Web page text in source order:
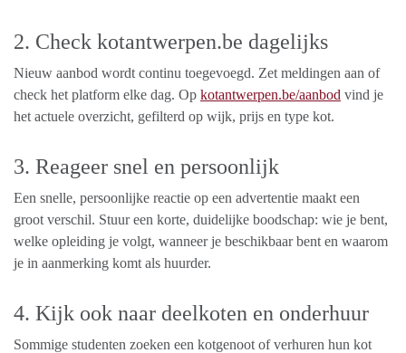
2. Check kotantwerpen.be dagelijks
Nieuw aanbod wordt continu toegevoegd. Zet meldingen aan of
check het platform elke dag. Op kotantwerpen.be/aanbod vind je
het actuele overzicht, gefilterd op wijk, prijs en type kot.
3. Reageer snel en persoonlijk
Een snelle, persoonlijke reactie op een advertentie maakt een
groot verschil. Stuur een korte, duidelijke boodschap: wie je bent,
welke opleiding je volgt, wanneer je beschikbaar bent en waarom
je in aanmerking komt als huurder.
4. Kijk ook naar deelkoten en onderhuur
Sommige studenten zoeken een kotgenoot of verhuren hun kot